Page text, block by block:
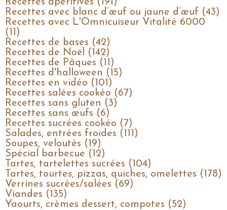
Recettes avec blanc d’œuf ou jaune d’œuf (43)
Recettes avec L'Omnicuiseur Vitalité 6000
(11)
Recettes de bases (42)
Recettes de Noël (142)
Recettes de Pâques (11)
Recettes d'halloween (15)
Recettes en vidéo (101)
Recettes salées cookéo (67)
Recettes sans gluten (3)
Recettes sans œufs (6)
Recettes sucrées cookéo (7)
Salades, entrées froides (111)
Soupes, veloutés (19)
Spécial barbecue (12)
Tartes, tartelettes sucrées (104)
Tartes, tourtes, pizzas, quiches, omelettes (178)
Verrines sucrées/salées (69)
Viandes (135)
Yaourts, crèmes dessert, compotes (52)